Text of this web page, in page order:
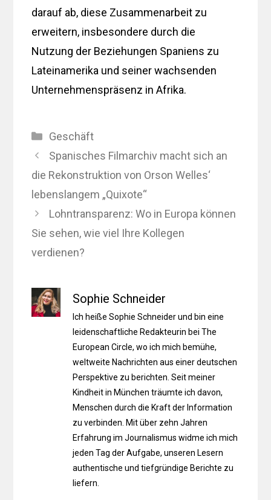
darauf ab, diese Zusammenarbeit zu
erweitern, insbesondere durch die
Nutzung der Beziehungen Spaniens zu
Lateinamerika und seiner wachsenden
Unternehmenspräsenz in Afrika.
Kategorien
Geschäft
Spanisches Filmarchiv macht sich an
die Rekonstruktion von Orson Welles‘
lebenslangem „Quixote“
Lohntransparenz: Wo in Europa können
Sie sehen, wie viel Ihre Kollegen
verdienen?
Sophie Schneider
Ich heiße Sophie Schneider und bin eine
leidenschaftliche Redakteurin bei The
European Circle, wo ich mich bemühe,
weltweite Nachrichten aus einer deutschen
Perspektive zu berichten. Seit meiner
Kindheit in München träumte ich davon,
Menschen durch die Kraft der Information
zu verbinden. Mit über zehn Jahren
Erfahrung im Journalismus widme ich mich
jeden Tag der Aufgabe, unseren Lesern
authentische und tiefgründige Berichte zu
liefern.